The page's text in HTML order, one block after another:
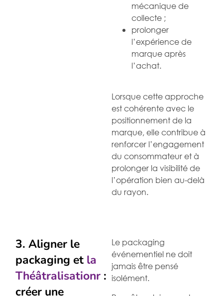
mécanique de
collecte ;
prolonger
l’expérience de
marque après
l’achat.
Lorsque cette approche
est cohérente avec le
positionnement de la
marque, elle contribue à
renforcer l’engagement
du consommateur et à
prolonger la visibilité de
l’opération bien au-delà
du rayon.
3. Aligner le
packaging et la
Théâtralisationr :
créer une
Le packaging
événementiel ne doit
jamais être pensé
isolément.